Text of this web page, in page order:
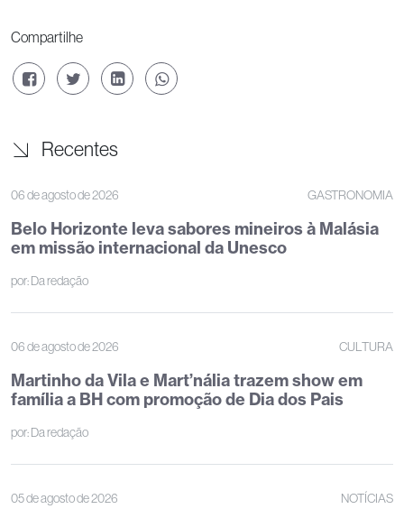
Compartilhe
Recentes
06 de agosto de 2026 GASTRONOMIA
Belo Horizonte leva sabores mineiros à Malásia
em missão internacional da Unesco
por:Da redação
06 de agosto de 2026 CULTURA
Martinho da Vila e Mart’nália trazem show em
família a BH com promoção de Dia dos Pais
por:Da redação
05 de agosto de 2026 NOTÍCIAS